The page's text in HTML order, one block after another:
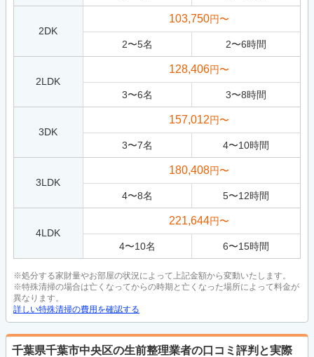
2DK
103,750円〜
2〜5名 2〜6時間
2LDK
128,406円〜
3〜6名 3〜8時間
3DK
157,012円〜
3〜7名 4〜10時間
3LDK
180,408円〜
4〜8名 5〜12時間
4LDK
221,644円〜
4〜10名 6〜15時間
※処分する家財量やお部屋の状況によって上記金額から変動いたします。
※特殊清掃の場合は亡くなってからの時期と亡くなった場所によって料金が
異なります。
詳しい特殊清掃の費用を確認する
千葉県千葉市中央区の生前整理業者の口コミ評判と実際